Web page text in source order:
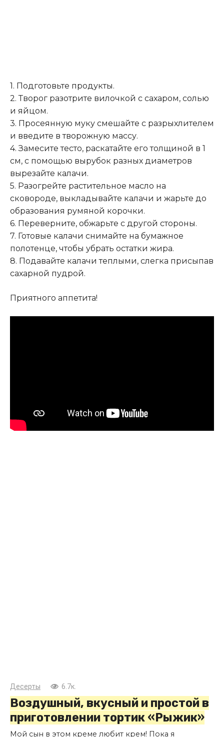
1. Подготовьте продукты.
2. Творог разотрите вилочкой с сахаром, солью
и яйцом.
3. Просеянную муку смешайте с разрыхлителем
и введите в творожную массу.
4. Замесите тесто, раскатайте его толщиной в 1
см, с помощью вырубок разных диаметров
вырезайте калачи.
5. Разогрейте растительное масло на
сковороде, выкладывайте калачи и жарьте до
образования румяной корочки.
6. Переверните, обжарьте с другой стороны.
7. Готовые калачи снимайте на бумажное
полотенце, чтобы убрать остатки жира.
8. Подавайте калачи теплыми, слегка присыпав
сахарной пудрой.
Приятного аппетита!
Десерты 6.7к.
Воздушный, вкусный и простой в
приготовлении тортик «Рыжик»
Мой сын в этом креме любит крем! Пока я